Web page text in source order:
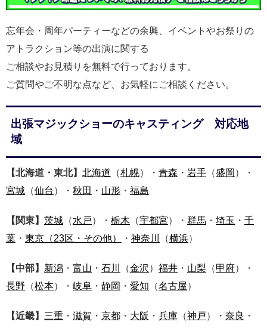
忘年会・周年パーティーなどの余興、イベントやお祭りの
アトラクション等の出演に関する
ご相談やお見積りを無料で行っております。
ご質問やご不明な点など、お気軽にご相談ください。
出張マジックショーのキャスティング 対応地
域
【北海道・東北】 北海道 （札幌）・ 青森 ・ 岩手 （盛岡 ）・
宮城 （仙台 ）・ 秋田 ・ 山形 ・ 福島
【関東】 茨城 （水戸）・ 栃木 （宇都宮）・ 群馬 ・ 埼玉 ・ 千
葉 ・ 東京 （23区・その他） ・ 神奈川 （横浜）
【中部】 新潟 ・ 富山 ・ 石川 （金沢 ） 福井 ・ 山梨 （甲府）・
長野 （松本）・ 岐阜 ・ 静岡 ・ 愛知 （名古屋）
【近畿】 三重 ・ 滋賀 ・ 京都 ・ 大阪 ・ 兵庫 （神戸）・ 奈良 ・